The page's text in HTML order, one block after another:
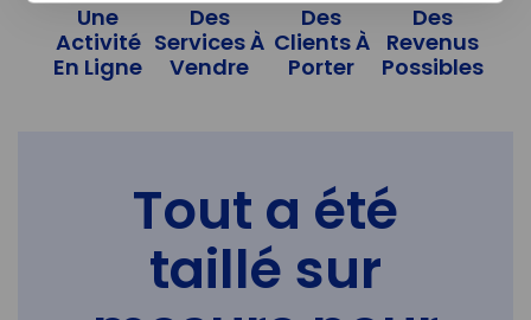
Une
Activité
En Ligne
Des
Services À
Vendre
Des
Clients À
Porter
Des
Revenus
Possibles
Tout a été
taillé sur